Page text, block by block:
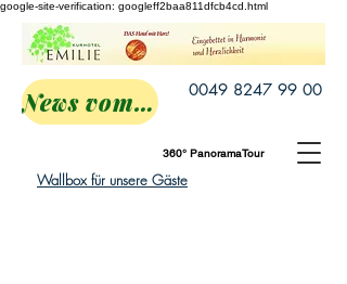
google-site-verification: googleff2baa811dfcb4cd.html
0049 8247 99 00
360° PanoramaTour
News vom Emilie
Wallbox für unsere Gäste